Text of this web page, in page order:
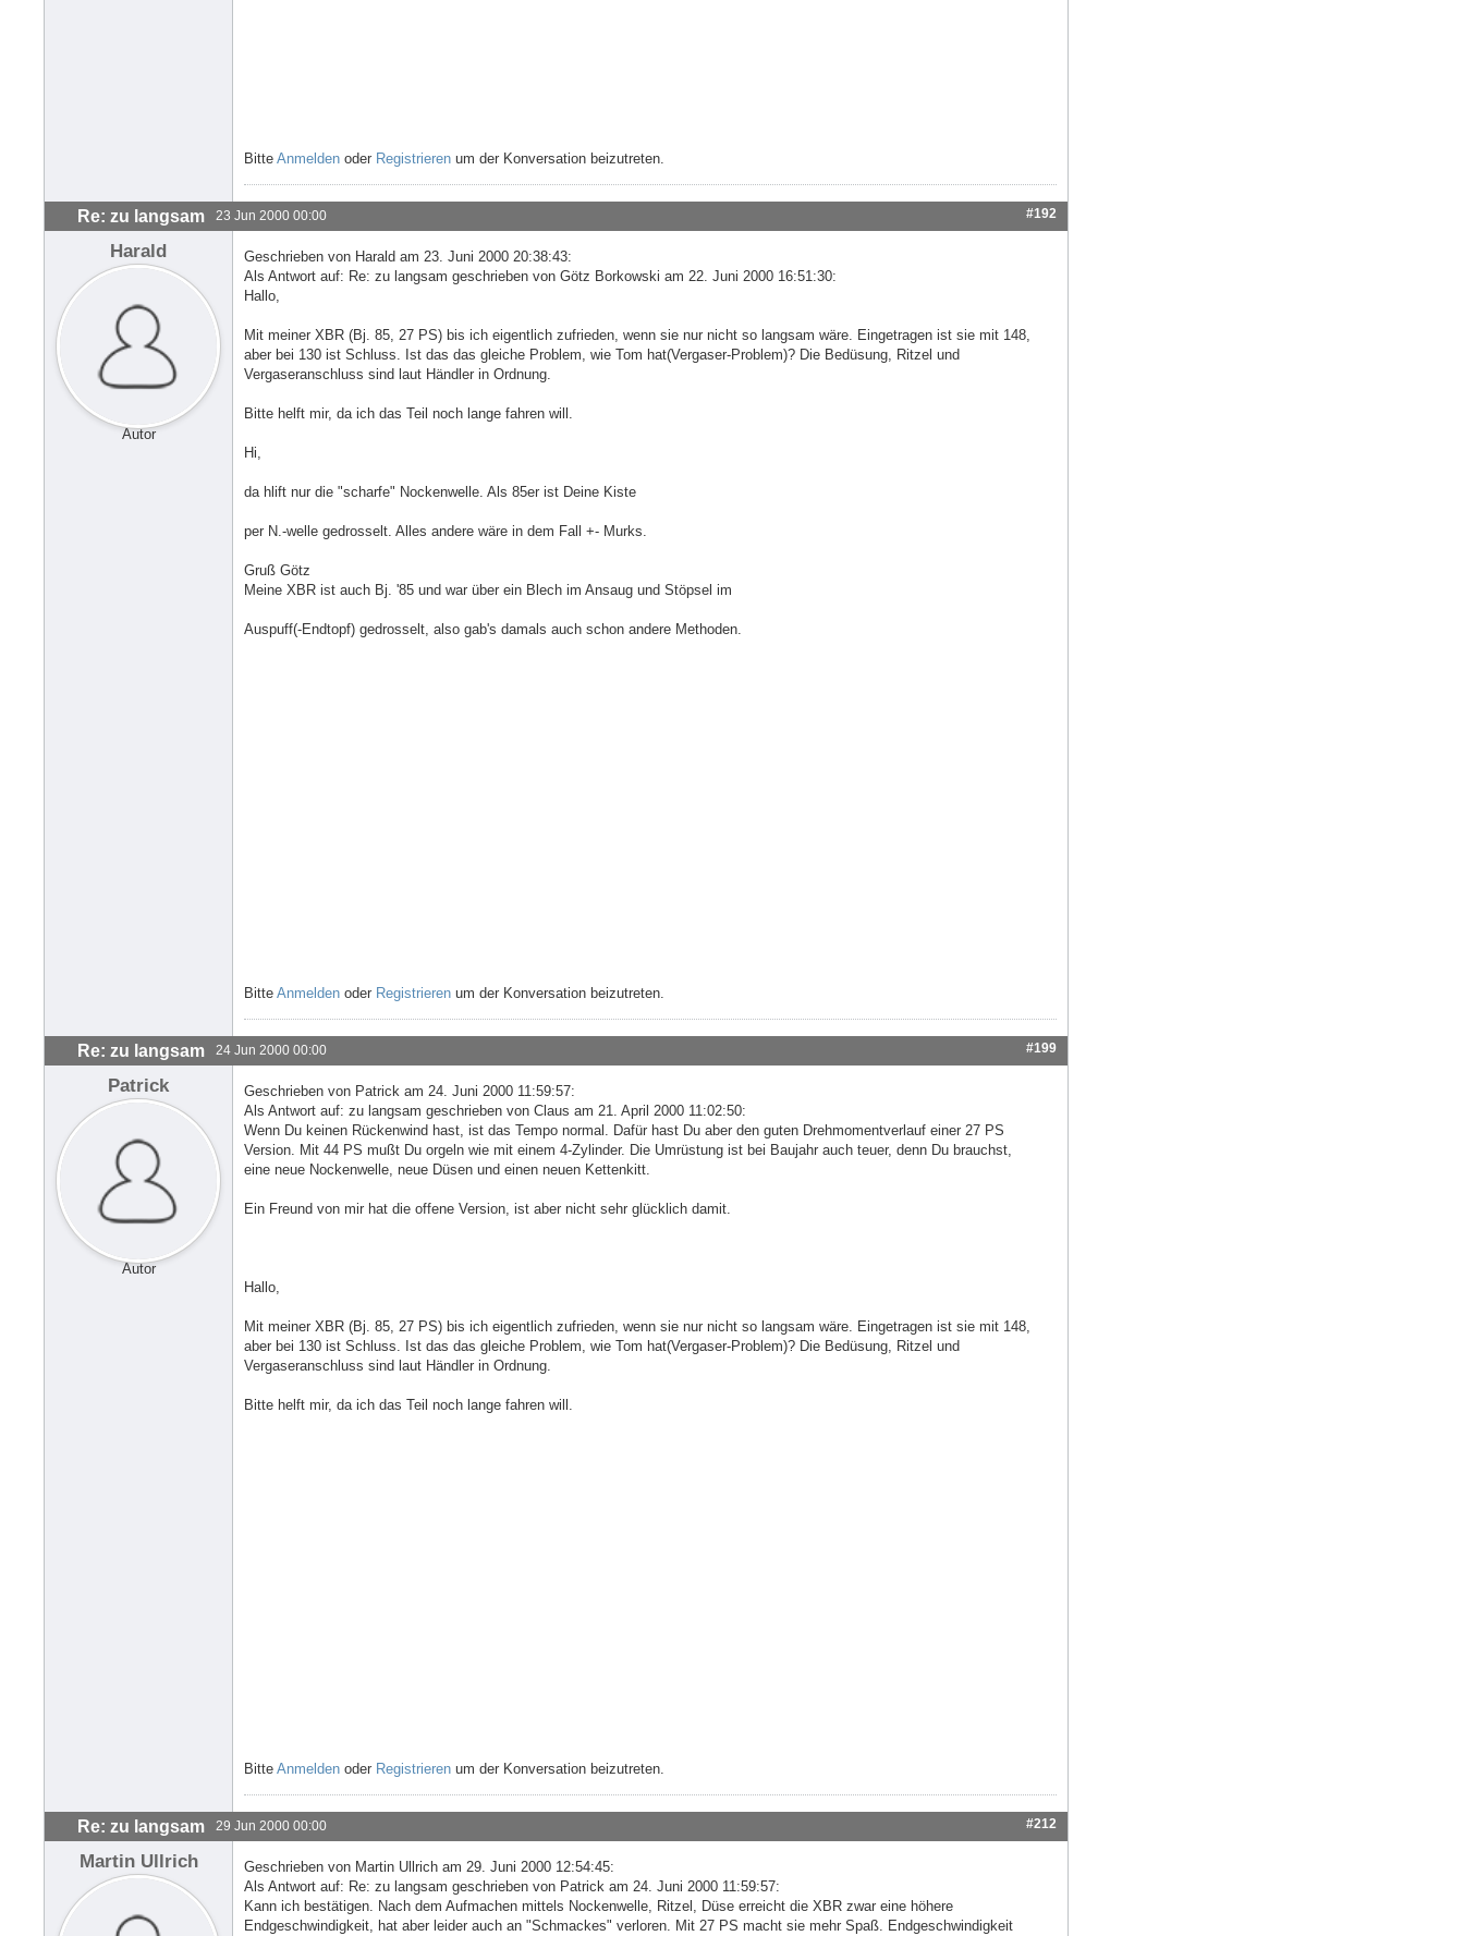
Bitte Anmelden oder Registrieren um der Konversation beizutreten.
Re: zu langsam 23 Jun 2000 00:00 #192
Harald
Autor
Geschrieben von Harald am 23. Juni 2000 20:38:43:
Als Antwort auf: Re: zu langsam geschrieben von Götz Borkowski am 22. Juni 2000 16:51:30:
Hallo,
Mit meiner XBR (Bj. 85, 27 PS) bis ich eigentlich zufrieden, wenn sie nur nicht so langsam wäre. Eingetragen ist sie mit 148,
aber bei 130 ist Schluss. Ist das das gleiche Problem, wie Tom hat(Vergaser-Problem)? Die Bedüsung, Ritzel und
Vergaseranschluss sind laut Händler in Ordnung.
Bitte helft mir, da ich das Teil noch lange fahren will.
Hi,
da hlift nur die "scharfe" Nockenwelle. Als 85er ist Deine Kiste
per N.-welle gedrosselt. Alles andere wäre in dem Fall +- Murks.
Gruß Götz
Meine XBR ist auch Bj. '85 und war über ein Blech im Ansaug und Stöpsel im
Auspuff(-Endtopf) gedrosselt, also gab's damals auch schon andere Methoden.
Bitte Anmelden oder Registrieren um der Konversation beizutreten.
Re: zu langsam 24 Jun 2000 00:00 #199
Patrick
Autor
Geschrieben von Patrick am 24. Juni 2000 11:59:57:
Als Antwort auf: zu langsam geschrieben von Claus am 21. April 2000 11:02:50:
Wenn Du keinen Rückenwind hast, ist das Tempo normal. Dafür hast Du aber den guten Drehmomentverlauf einer 27 PS
Version. Mit 44 PS mußt Du orgeln wie mit einem 4-Zylinder. Die Umrüstung ist bei Baujahr auch teuer, denn Du brauchst,
eine neue Nockenwelle, neue Düsen und einen neuen Kettenkitt.
Ein Freund von mir hat die offene Version, ist aber nicht sehr glücklich damit.
Hallo,
Mit meiner XBR (Bj. 85, 27 PS) bis ich eigentlich zufrieden, wenn sie nur nicht so langsam wäre. Eingetragen ist sie mit 148,
aber bei 130 ist Schluss. Ist das das gleiche Problem, wie Tom hat(Vergaser-Problem)? Die Bedüsung, Ritzel und
Vergaseranschluss sind laut Händler in Ordnung.
Bitte helft mir, da ich das Teil noch lange fahren will.
Bitte Anmelden oder Registrieren um der Konversation beizutreten.
Re: zu langsam 29 Jun 2000 00:00 #212
Martin Ullrich
Geschrieben von Martin Ullrich am 29. Juni 2000 12:54:45:
Als Antwort auf: Re: zu langsam geschrieben von Patrick am 24. Juni 2000 11:59:57:
Kann ich bestätigen. Nach dem Aufmachen mittels Nockenwelle, Ritzel, Düse erreicht die XBR zwar eine höhere
Endgeschwindigkeit, hat aber leider auch an "Schmackes" verloren. Mit 27 PS macht sie mehr Spaß. Endgeschwindigkeit